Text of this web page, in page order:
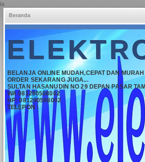
is
Beranda
BELANJA ONLINE MUDAH,CEPAT DAN MURAH
ORDER SEKARANG JUGA...
SULTAN HASANUDIN NO 29 DEPAN PASAR
WA 081290508002
HP: 081290508002
TELEPON :